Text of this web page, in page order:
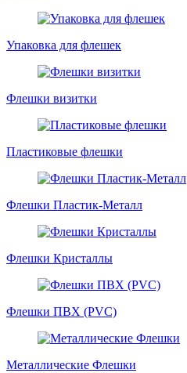
Упаковка для флешек
Флешки визитки
Пластиковые флешки
Флешки Пластик-Металл
Флешки Кристаллы
Флешки ПВХ (PVC)
Металлические Флешки